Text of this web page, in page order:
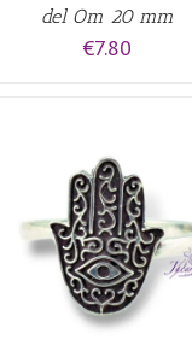
del Om 20 mm
€7.80